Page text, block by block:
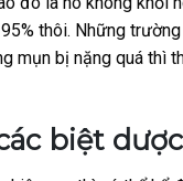
thôi. Những
mụn bị nặng quá thì
biệt